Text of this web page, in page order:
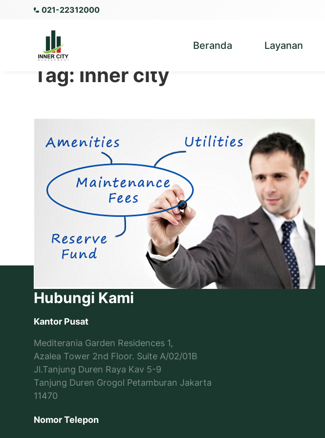
021-22312000
Beranda Layanan
Tag: Inner city
Hubungi Kami
Kantor Pusat
Mediterania Garden Residences 1,
Azalea Tower 2nd Floor. Suite A/02/01B
Jl.Tanjung Duren Raya Kav 5-9
Tanjung Duren Grogol Petamburan Jakarta
11470
Nomor Telepon